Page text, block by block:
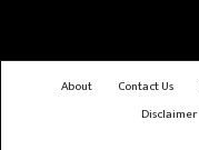
About Contact Us
Disclaimer